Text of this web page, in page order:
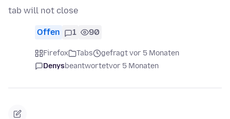
tab will not close
Offen 1 90
Firefox Tabs
gefragt vor 5 Monaten
Denysbeantwortetvor 5 Monaten